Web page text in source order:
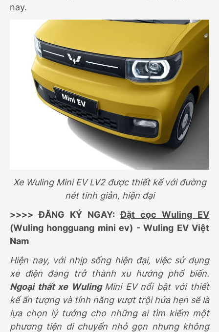
nay.
Xe Wuling Mini EV LV2 được thiết kế với đường
nét tinh giản, hiện đại
>>>> ĐĂNG KÝ NGAY:Đặt cọc Wuling EV
(Wuling hongguang mini ev) - Wuling EV Việt
Nam
Hiện nay, với nhịp sống hiện đại, việc sử dụng
xe điện đang trở thành xu hướng phổ biến.
Ngoại thất xe Wuling Mini EV nổi bật với thiết
kế ấn tượng và tính năng vượt trội hứa hẹn sẽ là
lựa chọn lý tưởng cho những ai tìm kiếm một
phương tiện di chuyển nhỏ gọn nhưng không